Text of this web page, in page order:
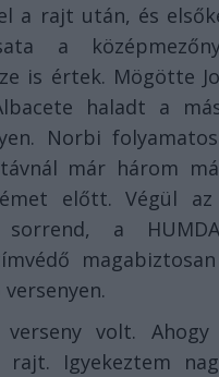
a rajt után, és
a
is értek. Mögötte
haladt a
Norbi
már három
előtt. Végül
a
volt. Ahogy
Igyekeztem